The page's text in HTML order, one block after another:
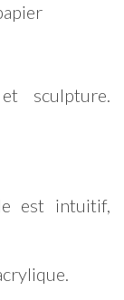
sculpture.
est intuitif,